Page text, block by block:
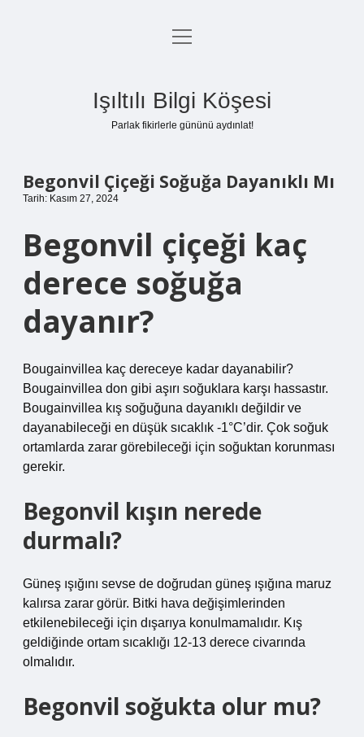
Anasayfa
Yasal Uyarı
menüyü
Işıltılı Bilgi Köşesi
Parlak fikirlerle gününü aydınlat!
Begonvil Çiçeği Soğuğa Dayanıklı Mı
Tarih: Kasım 27, 2024
Begonvil çiçeği kaç
derece soğuğa
dayanır?
Bougainvillea kaç dereceye kadar dayanabilir?
Bougainvillea don gibi aşırı soğuklara karşı hassastır.
Bougainvillea kış soğuğuna dayanıklı değildir ve
dayanabileceği en düşük sıcaklık -1°C’dir. Çok soğuk
ortamlarda zarar görebileceği için soğuktan korunması
gerekir.
Begonvil kışın nerede
durmalı?
Güneş ışığını sevse de doğrudan güneş ışığına maruz
kalırsa zarar görür. Bitki hava değişimlerinden
etkilenebileceği için dışarıya konulmamalıdır. Kış
geldiğinde ortam sıcaklığı 12-13 derece civarında
olmalıdır.
Begonvil soğukta olur mu?